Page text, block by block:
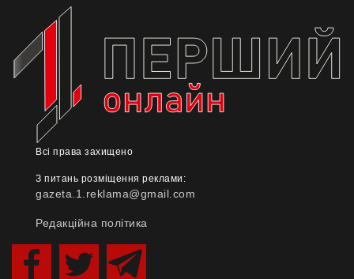
Всі права захищено
З питань розміщення реклами:
gazeta.1.reklama@gmail.com
Редакційна політика